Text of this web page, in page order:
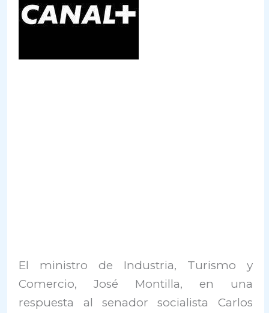
El ministro de Industria, Turismo y
Comercio, José Montilla, en una
respuesta al senador socialista Carlos